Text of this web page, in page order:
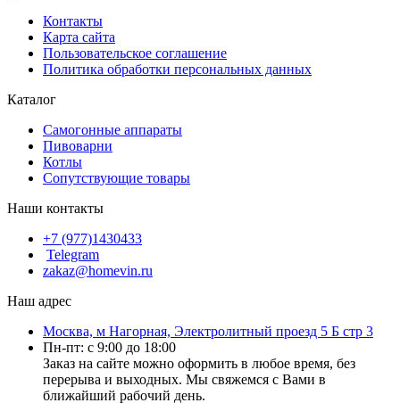
Контакты
Карта сайта
Пользовательское соглашение
Политика обработки персональных данных
Каталог
Cамогонные аппараты
Пивоварни
Котлы
Сопутствующие товары
Наши контакты
+7 (977)1430433
Telegram
zakaz@homevin.ru
Наш адрес
Москва, м Нагорная, Электролитный проезд 5 Б стр 3
Пн-пт: с 9:00 до 18:00
Заказ на сайте можно оформить в любое время, без
перерыва и выходных. Мы свяжемся с Вами в
ближайший рабочий день.